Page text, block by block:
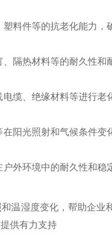
料件等的抗老化能力
、隔热材料等的耐久性
缆、绝缘材料等进行
在阳光照射和气候条件
户外环境中的耐久性和
温湿度变化，帮助企业
供有力支持